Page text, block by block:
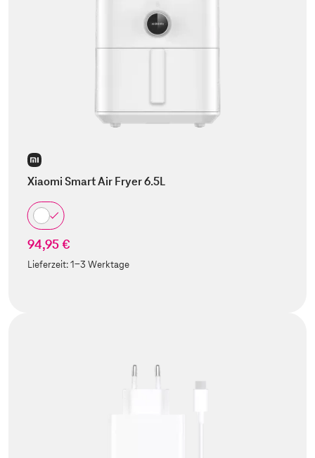
Xiaomi Smart Air Fryer 6.5L
94,95 €
Lieferzeit:1-3 Werktage